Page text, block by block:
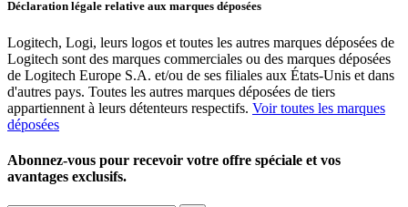
Déclaration légale relative aux marques déposées
Logitech, Logi, leurs logos et toutes les autres marques déposées de
Logitech sont des marques commerciales ou des marques déposées
de Logitech Europe S.A. et/ou de ses filiales aux États-Unis et dans
d'autres pays. Toutes les autres marques déposées de tiers
appartiennent à leurs détenteurs respectifs. Voir toutes les marques
déposées
Abonnez-vous pour recevoir votre offre spéciale et vos
avantages exclusifs.